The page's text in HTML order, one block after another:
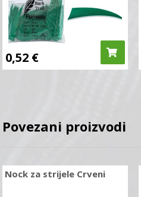
0,52 €
Povezani proizvodi
Nock za strijele Crveni